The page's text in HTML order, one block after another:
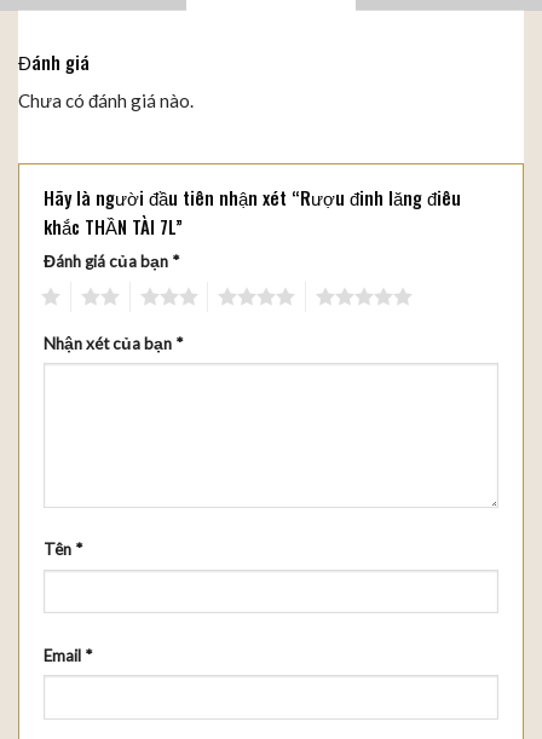
Đánh giá
Chưa có đánh giá nào.
Hãy là người đầu tiên nhận xét “Rượu đinh lăng điêu
khắc THẦN TÀI 7L”
Đánh giá của bạn *
Nhận xét của bạn *
Tên *
Email *